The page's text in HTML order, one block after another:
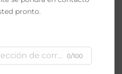
pronto.
0/100